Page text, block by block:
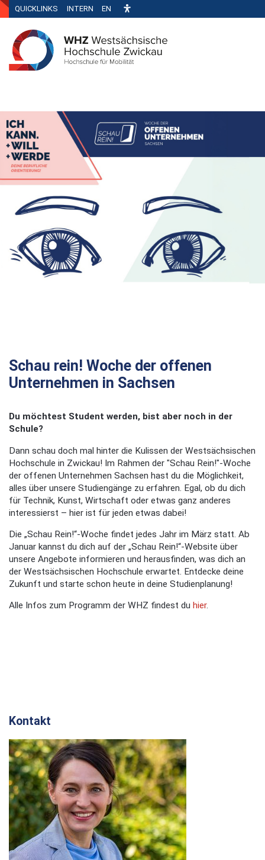
QUICKLINKS INTERN EN
Schau rein! Woche der offenen
Unternehmen in Sachsen
Du möchtest Student werden, bist aber noch in der
Schule?
Dann schau doch mal hinter die Kulissen der Westsächsischen
Hochschule in Zwickau! Im Rahmen der "Schau Rein!"-Woche
der offenen Unternehmen Sachsen hast du die Möglichkeit,
alles über unsere Studiengänge zu erfahren. Egal, ob du dich
für Technik, Kunst, Wirtschaft oder etwas ganz anderes
interessierst – hier ist für jeden etwas dabei!
Die „Schau Rein!“-Woche findet jedes Jahr im März statt. Ab
Januar kannst du dich auf der „Schau Rein!“-Website über
unsere Angebote informieren und herausfinden, was dich an
der Westsächsischen Hochschule erwartet. Entdecke deine
Zukunft und starte schon heute in deine Studienplanung!
Alle Infos zum Programm der WHZ findest du hier.
Kontakt